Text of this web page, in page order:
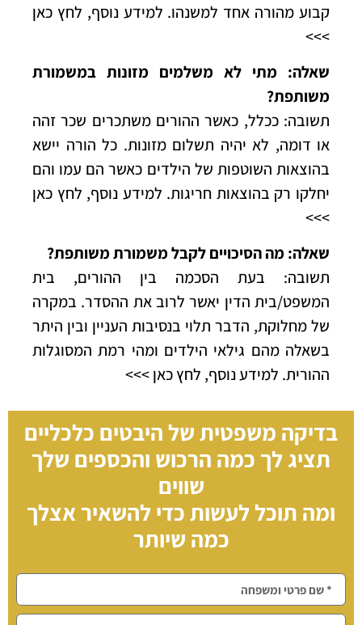
קבוע מהורה אחד למשנהו. למידע נוסף, לחץ כאן
>>>
שאלה: מתי לא משלמים מזונות במשמורת
משותפת?
תשובה: ככלל, כאשר ההורים משתכרים שכר זהה
או דומה, לא יהיה תשלום מזונות. כל הורה יישא
בהוצאות השוטפות של הילדים כאשר הם עמו והם
יחלקו רק בהוצאות חריגות. למידע נוסף, לחץ כאן
>>>
שאלה: מה הסיכויים לקבל משמורת משותפת?
תשובה: בעת הסכמה בין ההורים, בית
המשפט/בית הדין יאשר לרוב את ההסדר. במקרה
של מחלוקת, הדבר תלוי בנסיבות העניין ובין היתר
בשאלה מהם גילאי הילדים ומהי רמת המסוגלות
ההורית. למידע נוסף, לחץ כאן >>>
בדיקה משפטית של היבטים כלכליים
תציג לך כמה הרכוש והכספים שלך
שווים
ומה תוכל לעשות כדי להשאיר אצלך
כמה שיותר